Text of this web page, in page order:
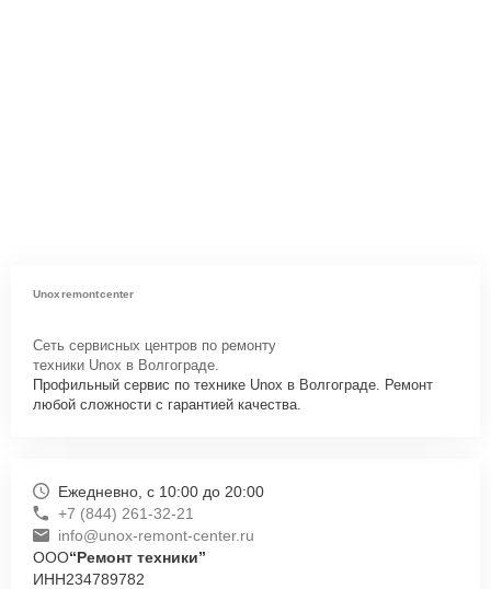
Unoxremontcenter
Сеть сервисных центров по ремонту
техники Unox в Волгограде.
Профильный сервис по технике Unox в Волгограде. Ремонт
любой сложности с гарантией качества.
Ежедневно, с 10:00 до 20:00
+7 (844) 261-32-21
info@unox-remont-center.ru
ООО“Ремонт техники”
ИНН234789782